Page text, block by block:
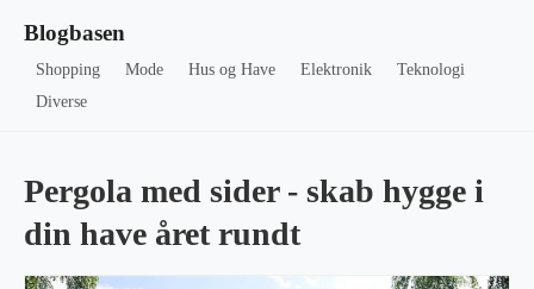
Blogbasen
Shopping Mode Hus og Have Elektronik
Teknologi
Diverse
Pergola med sider - skab hygge i
din have året rundt